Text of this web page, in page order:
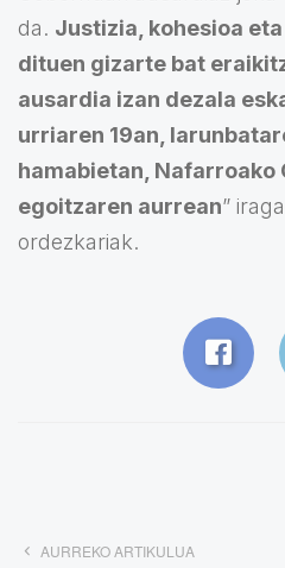
da. Justizia, kohesioa
dituen gizarte bat
ausardia izan dezala
urriaren 19an,
hamabietan, Nafarroako
egoitzaren aurrean”
ordezkariak.
AURREKO ARTIKULUA